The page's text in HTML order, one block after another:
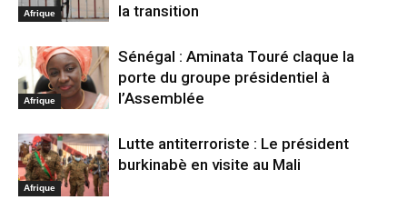
Afrique
la transition
Afrique
Sénégal : Aminata Touré claque la
porte du groupe présidentiel à
l’Assemblée
Afrique
Lutte antiterroriste : Le président
burkinabè en visite au Mali